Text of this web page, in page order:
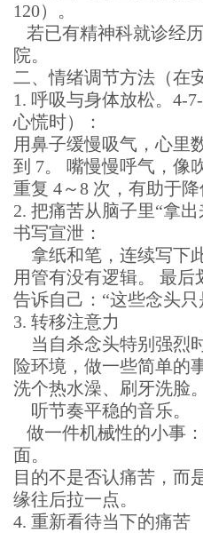
120）。
若已有精神科就诊经
院。
二、情绪调节方法（在
1. 呼吸与身体放松。4-
心慌时）：
用鼻子缓慢吸气，心里
到 7。 嘴慢慢呼气，像
重复 4～8 次，有助于降
2. 把痛苦从脑子里“拿出
书写宣泄：
拿纸和笔，连续写下
用管有没有逻辑。 最
告诉自己：“这些念头
3. 转移注意力
当自杀念头特别强烈
险环境，做一些简单的
洗个热水澡、刷牙洗脸
听节奏平稳的音乐。
做一件机械性的小事
面。
目的不是否认痛苦，而
缘往后拉一点。
4. 重新看待当下的痛苦